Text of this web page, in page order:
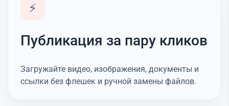
⚡
Публикация за пару кликов
Загружайте видео, изображения, документы и
ссылки без флешек и ручной замены файлов.